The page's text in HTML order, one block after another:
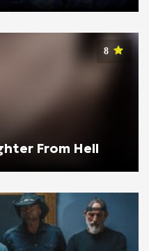
8
From Hell